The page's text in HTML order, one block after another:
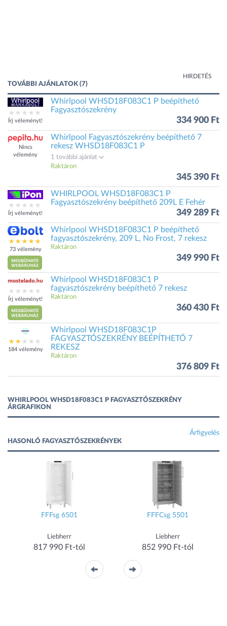
HIRDETÉS
TOVÁBBI AJÁNLATOK (7)
Írj véleményt!
Whirlpool WHSD18F083C1 P beépíthető
Fagyasztószekrény
334 900 Ft
Nincs
vélemény
Whirlpool Fagyasztószekrény beépíthető 7
rekesz WHSD18F083C1 P
1 további ajánlat
Raktáron
345 390 Ft
Írj véleményt!
WHIRLPOOL WHSD18F083C1 P
Fagyasztószekrény beépíthető 209L E Fehér
349 289 Ft
73 vélemény
Whirlpool WHSD18F083C1 P beépíthető
fagyasztószekrény, 209 L, No Frost, 7 rekesz
Raktáron
349 990 Ft
Írj véleményt!
Whirlpool WHSD18F083C1 P
fagyasztószekrény beépíthető 7 rekesz
Raktáron
360 430 Ft
184 vélemény
Whirlpool WHSD18F083C1P
FAGYASZTÓSZEKRÉNY BEÉPÍTHETŐ 7
REKESZ
Raktáron
376 809 Ft
WHIRLPOOL WHSD18F083C1 P FAGYASZTÓSZEKRÉNY
ÁRGRAFIKON
Árfigyelés
HASONLÓ FAGYASZTÓSZEKRÉNYEK
FFFsg 6501
Liebherr
817 990 Ft-tól
FFFCsg 5501
Liebherr
852 990 Ft-tól